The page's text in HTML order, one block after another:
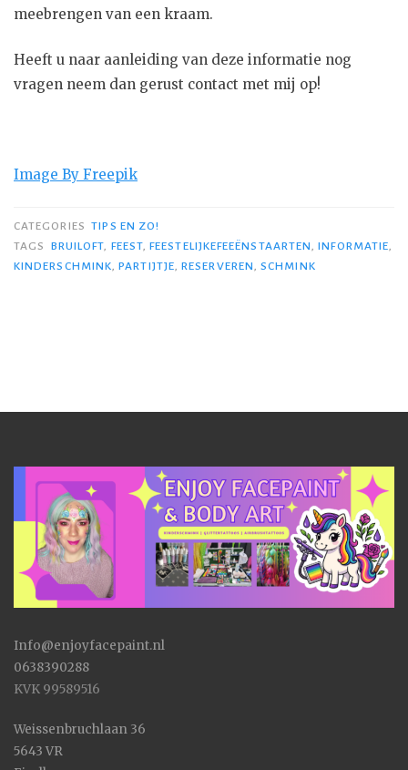
meebrengen van een kraam.
Heeft u naar aanleiding van deze informatie nog
vragen neem dan gerust contact met mij op!
Image By Freepik
CATEGORIES TIPS EN ZO!
TAGS
BRUILOFT, FEEST,FEESTELIJKEFEEËNSTAARTEN,INFORMATIE,
KINDERSCHMINK,PARTIJTJE,RESERVEREN,SCHMINK
Info@enjoyfacepaint.nl
0638390288
KVK 99589516
Weissenbruchlaan 36
5643 VR